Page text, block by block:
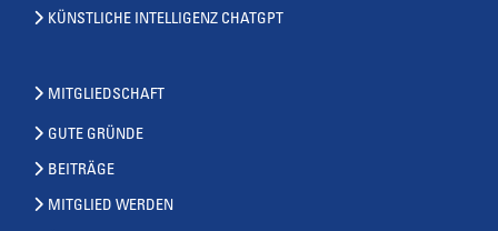
KÜNSTLICHE INTELLIGENZ CHATGPT
MITGLIEDSCHAFT
GUTE GRÜNDE
BEITRÄGE
MITGLIED WERDEN